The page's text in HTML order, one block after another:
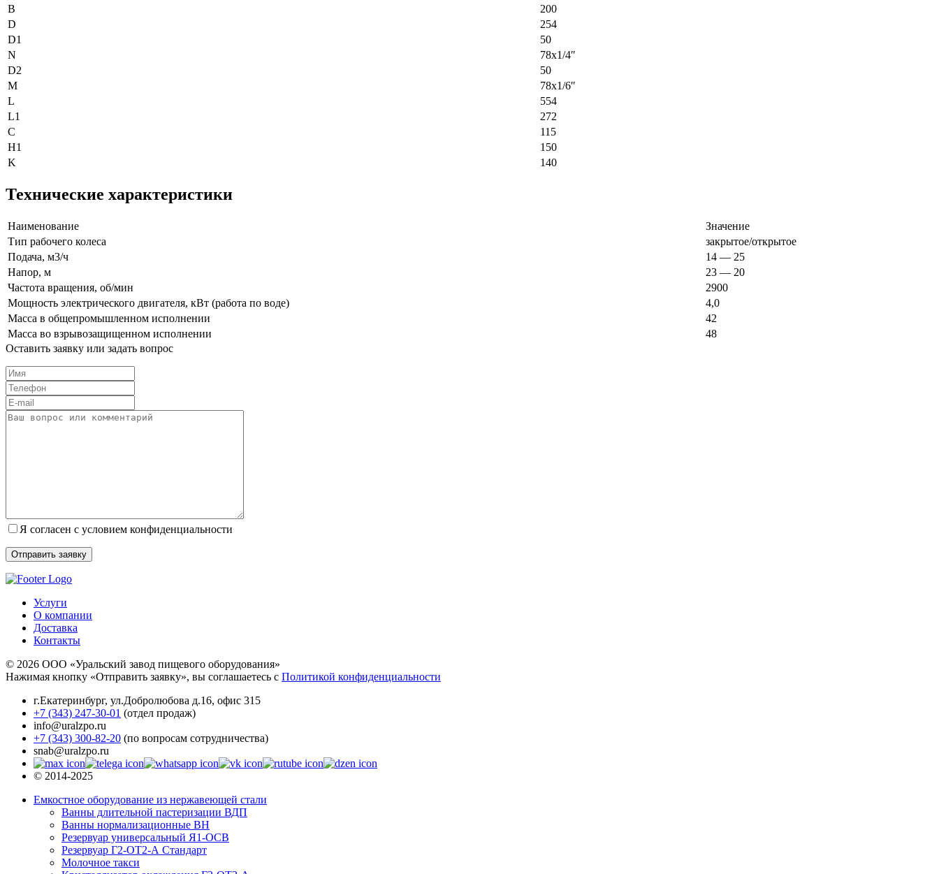
B
200
D
254
D1
50
N
78х1/4″
D2
50
M
78х1/6″
L
554
L1
272
C
115
H1
150
K
140
Технические характеристики
Наименование
Значение
Тип рабочего колеса
закрытое/открытое
Подача, м3/ч
14 — 25
Напор, м
23 — 20
Частота вращения, об/мин
2900
Мощность электрического двигателя, кВт (работа по воде)
4,0
Масса в общепромышленном исполнении
42
Масса во взрывозащищенном исполнении
48
Оставить заявку или задать вопрос
Я согласен с условием конфиденциальности
Услуги
О компании
Доставка
Контакты
© 2026 ООО «Уральский завод пищевого оборудования»
Нажимая кнопку «Отправить заявку», вы соглашаетесь с Политикой конфиденциальности
г.Екатеринбург, ул.Добролюбова д.16, офис 315
+7 (343) 247-30-01 (отдел продаж)
info@uralzpo.ru
+7 (343) 300-82-20 (по вопросам сотрудничества)
snab@uralzpo.ru
© 2014-2025
Емкостное оборудование из нержавеющей стали
Ванны длительной пастеризации ВДП
Ванны нормализационные ВН
Резервуар универсальный Я1-ОСВ
Резервуар Г2-ОТ2-А Стандарт
Молочное такси